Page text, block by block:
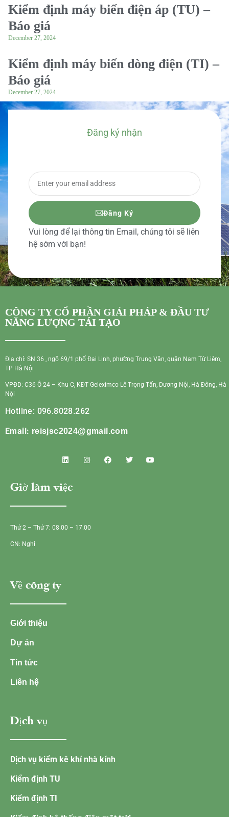
Kiểm định máy biến điện áp (TU) –
Báo giá
December 27, 2024
Kiểm định máy biến dòng điện (TI) –
Báo giá
December 27, 2024
Đăng ký nhận
Đăng Ký
Vui lòng để lại thông tin Email, chúng tôi sẽ liên
hệ sớm với bạn!
CÔNG TY CỔ PHẦN GIẢI PHÁP & ĐẦU TƯ
NĂNG LƯỢNG TÁI TẠO
Địa chỉ: SN 36 , ngõ 69/1 phố Đại Linh, phường Trung Văn, quận Nam Từ Liêm,
TP Hà Nội
VPĐD: C36 Ô 24 – Khu C, KĐT Geleximco Lê Trọng Tấn, Dương Nội, Hà Đông, Hà
Nội
Hotline: 096.8028.262
Email: reisjsc2024@gmail.com
Giờ làm việc
Thứ 2 – Thứ 7: 08.00 – 17.00
CN: Nghỉ
Về công ty
Giới thiệu
Dự án
Tin tức
Liên hệ
Dịch vụ
Dịch vụ kiểm kê khí nhà kính
Kiểm định TU
Kiểm định TI